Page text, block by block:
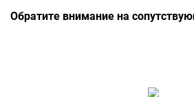
Обратите внимание на